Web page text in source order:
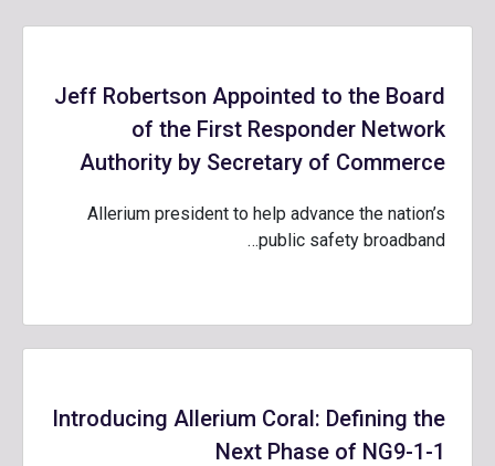
Jeff Robertson Appointed to the Board
of the First Responder Network
Authority by Secretary of Commerce
Allerium president to help advance the nation’s
public safety broadband…
Introducing Allerium Coral: Defining the
Next Phase of NG9-1-1